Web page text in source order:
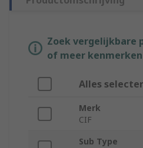
Zoek vergelijkbare
of meer
Alles
Merk
CIF
Sub Type